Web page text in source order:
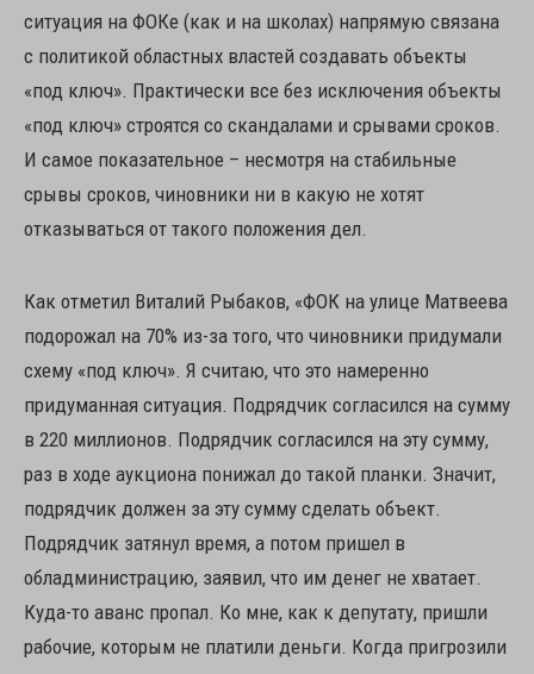
ситуация на ФОКе (как и на школах) напрямую связана
с политикой областных властей создавать объекты
«под ключ». Практически все без исключения объекты
«под ключ» строятся со скандалами и срывами сроков.
И самое показательное – несмотря на стабильные
срывы сроков, чиновники ни в какую не хотят
отказываться от такого положения дел.
Как отметил Виталий Рыбаков, «ФОК на улице Матвеева
подорожал на 70% из-за того, что чиновники придумали
схему «под ключ». Я считаю, что это намеренно
придуманная ситуация. Подрядчик согласился на сумму
в 220 миллионов. Подрядчик согласился на эту сумму,
раз в ходе аукциона понижал до такой планки. Значит,
подрядчик должен за эту сумму сделать объект.
Подрядчик затянул время, а потом пришел в
обладминистрацию, заявил, что им денег не хватает.
Куда-то аванс пропал. Ко мне, как к депутату, пришли
рабочие, которым не платили деньги. Когда пригрозили